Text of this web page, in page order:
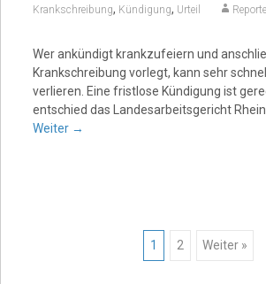
Krankschreibung, Kündigung, Urteil
Wer ankündigt krankzufeiern und
Krankschreibung vorlegt, kann sehr
verlieren. Eine fristlose Kündigung ist
entschied das Landesarbeitsgericht
Weiter →
1 2 Weiter »